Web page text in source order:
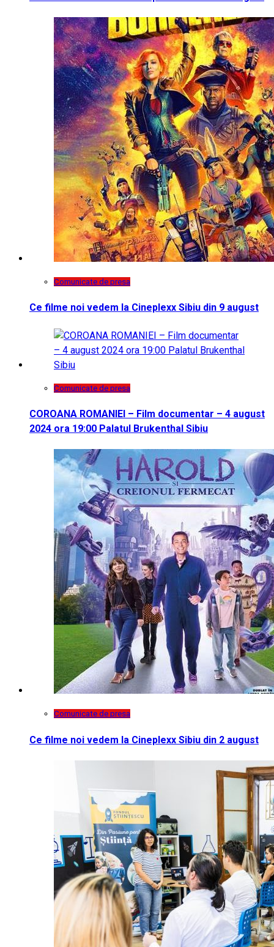
Comunicate de presa
Ce filme noi vedem la Cineplexx Sibiu din 9 august
Comunicate de presa
COROANA ROMANIEI – Film documentar – 4 august
2024 ora 19:00 Palatul Brukenthal Sibiu
Comunicate de presa
Ce filme noi vedem la Cineplexx Sibiu din 2 august